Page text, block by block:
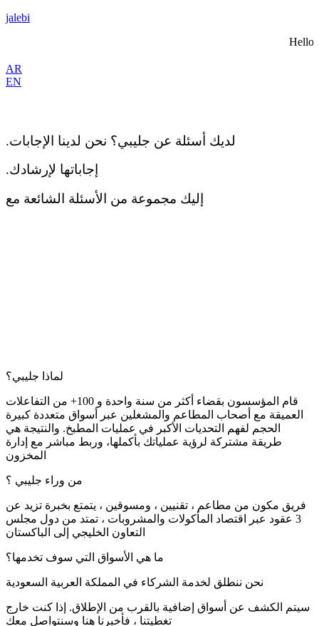
jalebi
Hello
AR
EN
.لديك أسئلة عن جليبي؟ نحن لدينا الإجابات
.إجاباتها لإرشادك
إليك مجموعة من الأسئلة الشائعة مع
لماذا جليبي؟
قام المؤسسون بقضاء أكثر من سنة واحدة و 100+ من التفاعلات
العميقة مع أصحاب المطاعم والمشغلين عبر أسواق متعددة كبيرة
الحجم لفهم التحديات الأكبر في عمليات المطبخ. والنتيجة هي
طريقة مشتركة لرؤية عملياتك بأكملها، وربط مباشر مع إدارة
المخزون
من وراء جليبي ؟
فريق مكون من مطاعم ، تقنيين ، ومسوقين ، يتمتع بخبرة تزيد عن
3 عقود عبر اقتصاد المأكولات والمشروبات ، تمتد من دول مجلس
التعاون الخليجي إلى الباكستان
ما هي الأسواق التي سوف تخدمها؟
نحن ننطلق لخدمة الشركاء في المملكة العربية السعودية
سيتم الكشف عن أسواق إضافية بالقرب من الإطلاق. إذا كنت خارج
تغطيتنا ، فأخبرنا هنا وسنتواصل معك